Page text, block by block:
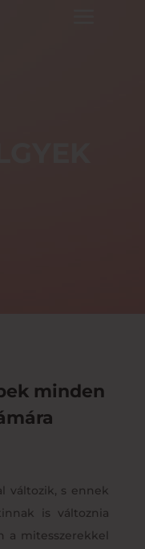
minden
változik, s ennek
is változnia
a mitesszerekkel